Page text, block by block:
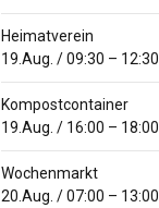
Heimatverein
19.Aug. /09:30 – 12:30
Kompostcontainer
19.Aug. / 16:00 – 18:00
Wochenmarkt
20.Aug. /07:00 – 13:00